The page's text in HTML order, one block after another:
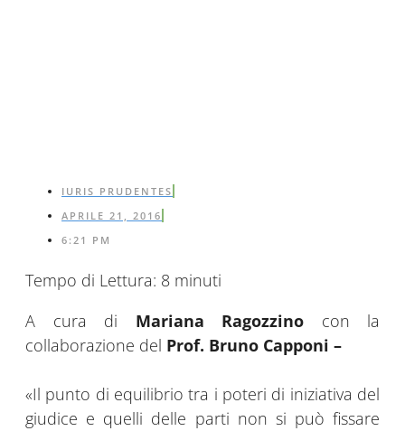
IURIS PRUDENTES
APRILE 21, 2016
6:21 PM
Tempo di Lettura: 8 minuti
A cura di Mariana Ragozzino con la
collaborazione del Prof. Bruno Capponi –
«Il punto di equilibrio tra i poteri di iniziativa del
giudice e quelli delle parti non si può fissare